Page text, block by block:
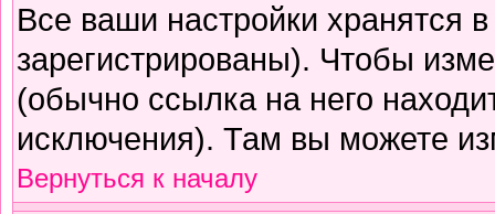
Все ваши настройки хранятся
зарегистрированы). Чтобы
(обычно ссылка на него
исключения). Там вы можете
Вернуться к началу